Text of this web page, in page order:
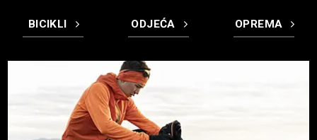
BICIKLI ODJEĆA OPREMA